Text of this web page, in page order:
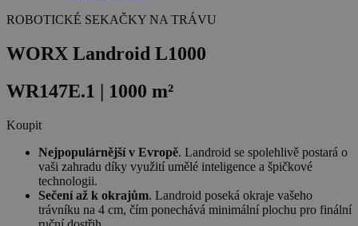
ROBOTICKÉ SEKAČKY NA TRÁVU
WORX Landroid L1000
WR147E.1 | 1000 m²
Koupit
Nejpopulárnější v Evropě. Landroid se spolehlivě postará o
vaši zahradu díky využití umělé inteligence a špičkové
technologii.
Sečení až k okrajům. Landroid poseká okraje vašeho
trávníku na 4 cm, čím ponechává minimální plochu pro finální